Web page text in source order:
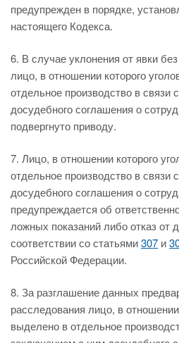
предупрежден в порядке,
настоящего Кодекса.
6. В случае уклонения от явки
лицо, в отношении которого
отдельное производство в связи
досудебного соглашения о
подвергнуто приводу.
7. Лицо, в отношении которого
отдельное производство в связи
досудебного соглашения о
предупреждается об
ложных показаний либо отказ от
соответствии со статьями307 и
Российской Федерации.
8. За разглашение данных
расследования лицо, в
выделено в отдельное